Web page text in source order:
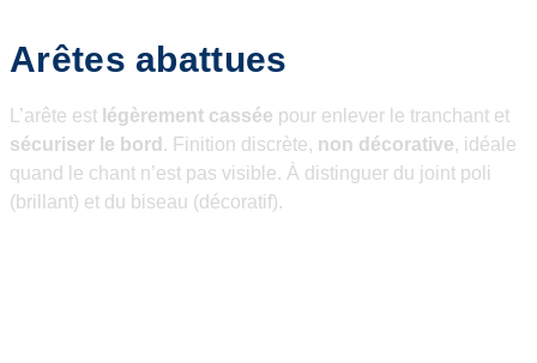
Arêtes abattues
L’arête est légèrement cassée pour enlever le tranchant et
sécuriser le bord . Finition discrète, non décorative, idéale
quand le chant n’est pas visible. À distinguer du joint poli
(brillant) et du biseau (décoratif).